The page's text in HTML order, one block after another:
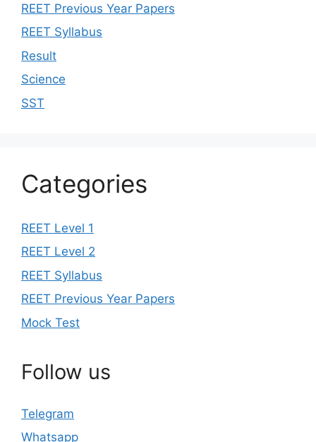
REET Previous Year Papers
REET Syllabus
Result
Science
SST
Categories
REET Level 1
REET Level 2
REET Syllabus
REET Previous Year Papers
Mock Test
Follow us
Telegram
Whatsapp